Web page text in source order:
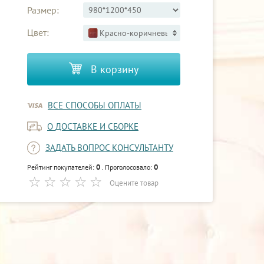
Размер:
Цвет:
Красно-коричневый 3
В корзину
ВСЕ СПОСОБЫ ОПЛАТЫ
О ДОСТАВКЕ И СБОРКЕ
ЗАДАТЬ ВОПРОС КОНСУЛЬТАНТУ
Рейтинг покупателей: 0 . Проголосовало: 0
Оцените товар